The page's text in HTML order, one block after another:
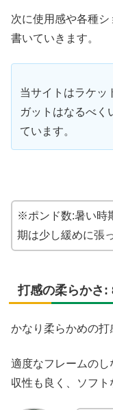
次に使用感や各種
書いていきます。
当サイトはラケッ
ガットはなるべく
ています。
※ポンド数:暑い時
期は少し緩めに張
打感の柔らかさ:
かなり柔らかめの打
適度なフレームの
収性も良く、ソフト